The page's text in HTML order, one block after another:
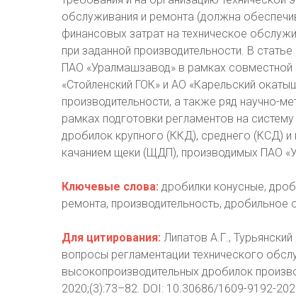
обслуживания и ремонта (должна
финансовых затрат на техническое
при заданной производительности. В
ПАО «Уралмашзавод» в рамках
«Стойленский ГОК» и АО «Карельский
производительности, а также ряд научно-
рамках подготовки регламентов на
дробилок крупного (ККД), среднего (КСД)
качанием щеки (ЩДП), производимых ПАО
Ключевые слова: дробилки конусные,
ремонта, производительность, дробильное
Для цитирования: Липатов А.Г.,
вопросы регламентации технического
высокопроизводительных дробилок
2020;(3):73–82. DOI: 10.30686/1609-9192-